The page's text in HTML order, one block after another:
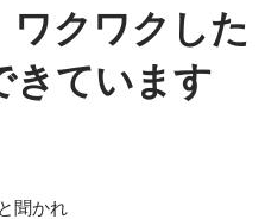
ワクワクした
きています
聞かれ